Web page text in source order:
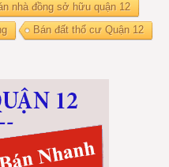
nhà đồng sở hữu quận 12
Bán đất thổ cư Quận 12